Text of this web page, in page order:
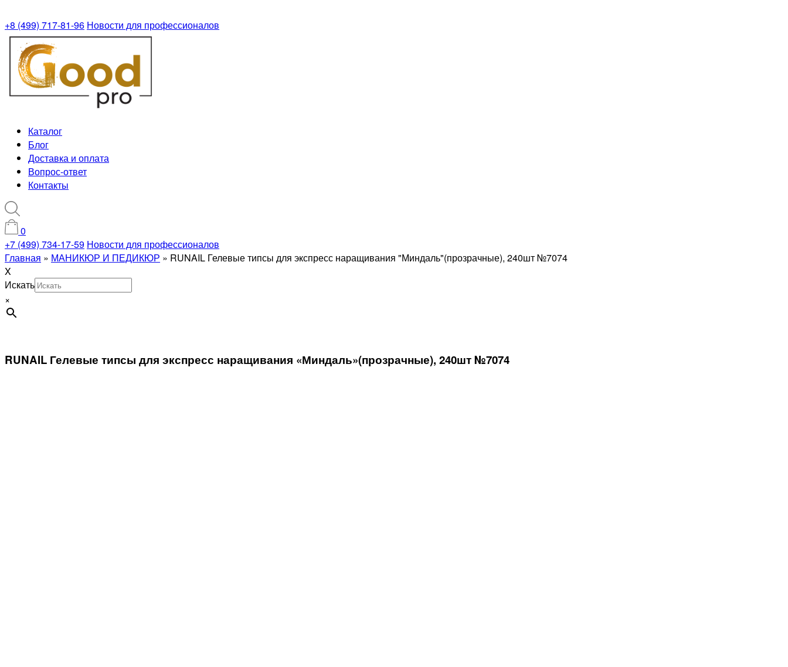
+8 (499) 717-81-96 Новости для профессионалов
Каталог
Блог
Доставка и оплата
Вопрос-ответ
Контакты
0
+7 (499) 734-17-59 Новости для профессионалов
Главная » МАНИКЮР И ПЕДИКЮР » RUNAIL Гелевые типсы для экспресс наращивания "Миндаль"(прозрачные), 240шт №7074
X
Искать
×
RUNAIL Гелевые типсы для экспресс наращивания «Миндаль»(прозрачные), 240шт №7074